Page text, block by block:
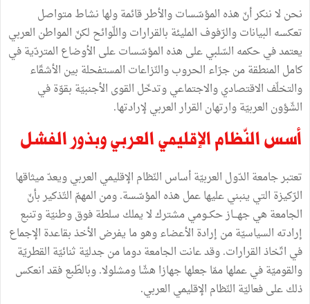
نحن لا ننكر أنّ هذه المؤسّسات والأطر قائمة ولها نشاط متواصل
تعكسه البيانات والرّفوف المليئة بالقرارات واللّوائح لكنّ المواطن العربي
يعتمد في حكمه السّلبي على هذه المؤسّسات على الأوضاع المتردّية في
كامل المنطقة من جرّاء الحروب والنّزاعات المستفحلة بين الأشقّاء
والتخلّف الاقتصادي والاجتماعي وتدخّل القوى الأجنبيّة بقوّة في
الشّؤون العربيّة وارتهان القرار العربي لإرادتها.
أسس النّظام الإقليمي العربي وبذور الفشل
تعتبر جامعة الدّول العربيّة أساس النّظام الإقليمي العربي ويعدّ ميثاقها
الرّكيزة التي ينبني عليها عمل هذه المؤسّسة. ومن المهمّ التّذكير بأنّ
الجامعة هي جهـــاز حكــومي مشترك لا يملك سلطة فوق وطنيّة وتنبع
إرادته السياسيّة من إرادة الأعضاء وهو ما يفرض الأخذ بقاعدة الإجماع
في اتّخاذ القرارات. وقد عانت الجامعة دوما من جدليّة ثنائيّة القطريّة
والقوميّة في عملها ممّا جعلها جهازا هشّا ومشلولا. وبالطّبع فقد انعكس
ذلك على فعاليّة النّظام الإقليمي العربي.